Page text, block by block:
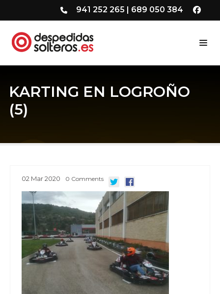
941 252 265 | 689 050 384
KARTING EN LOGROÑO
(5)
02 Mar2020 0 Comments